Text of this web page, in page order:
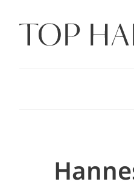
Inhalt
springen